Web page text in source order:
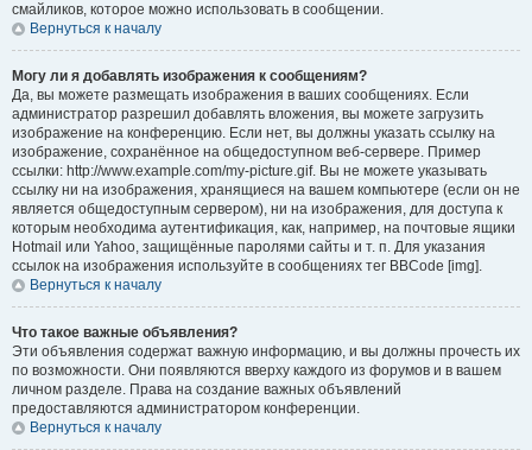
смайликов, которое можно использовать в сообщении.
Вернуться к началу
Могу ли я добавлять изображения к сообщениям?
Да, вы можете размещать изображения в ваших сообщениях. Если
администратор разрешил добавлять вложения, вы можете загрузить
изображение на конференцию. Если нет, вы должны указать ссылку на
изображение, сохранённое на общедоступном веб-сервере. Пример
ссылки: http://www.example.com/my-picture.gif. Вы не можете указывать
ссылку ни на изображения, хранящиеся на вашем компьютере (если он не
является общедоступным сервером), ни на изображения, для доступа к
которым необходима аутентификация, как, например, на почтовые ящики
Hotmail или Yahoo, защищённые паролями сайты и т. п. Для указания
ссылок на изображения используйте в сообщениях тег BBCode [img].
Вернуться к началу
Что такое важные объявления?
Эти объявления содержат важную информацию, и вы должны прочесть их
по возможности. Они появляются вверху каждого из форумов и в вашем
личном разделе. Права на создание важных объявлений
предоставляются администратором конференции.
Вернуться к началу